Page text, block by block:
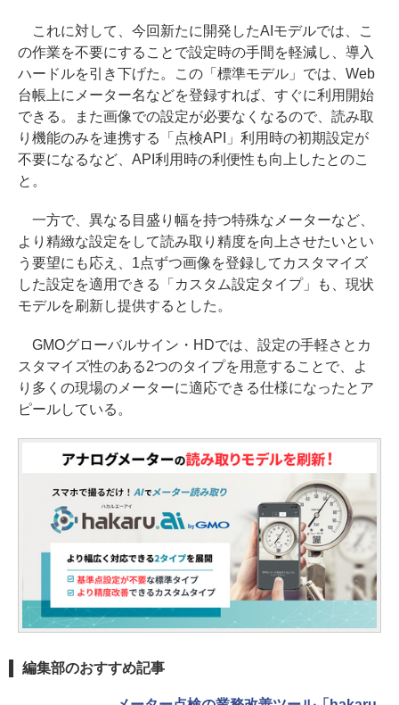
これに対して、今回新たに開発したAIモデルでは、こ
の作業を不要にすることで設定時の手間を軽減し、導入
ハードルを引き下げた。この「標準モデル」では、Web
台帳上にメーター名などを登録すれば、すぐに利用開始
できる。また画像での設定が必要なくなるので、読み取
り機能のみを連携する「点検API」利用時の初期設定が
不要になるなど、API利用時の利便性も向上したとのこ
と。
一方で、異なる目盛り幅を持つ特殊なメーターなど、
より精緻な設定をして読み取り精度を向上させたいとい
う要望にも応え、1点ずつ画像を登録してカスタマイズ
した設定を適用できる「カスタム設定タイプ」も、現状
モデルを刷新し提供するとした。
GMOグローバルサイン・HDでは、設定の手軽さとカ
スタマイズ性のある2つのタイプを用意することで、よ
り多くの現場のメーターに適応できる仕様になったとア
ピールしている。
編集部のおすすめ記事